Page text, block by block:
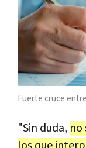
Fuerte cruce
"Sin duda, no